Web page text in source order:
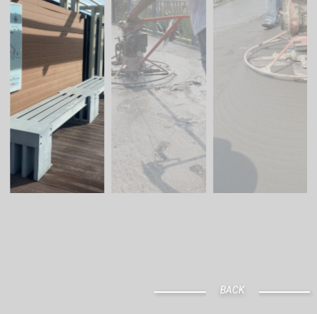
BACK